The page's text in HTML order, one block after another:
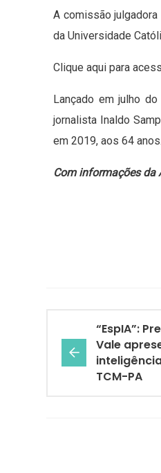
A comissão
da Universidade
Clique aqui para
Lançado em julho
jornalista Inaldo
em 2019, aos 64 anos.
Com informações da
“EspIA”:
Vale
TCM-PA